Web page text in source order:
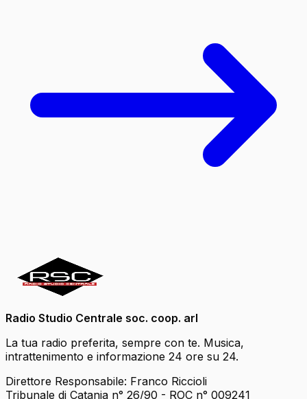
Radio Studio Centrale soc. coop. arl
La tua radio preferita, sempre con te. Musica,
intrattenimento e informazione 24 ore su 24.
Direttore Responsabile: Franco Riccioli
Tribunale di Catania n° 26/90 - ROC n° 009241